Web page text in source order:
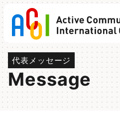
Skip
to
content
事業紹介
リサーチ
体験型異文化交流支援​
インバウンド研修企画運営
社会人大学院生進学支援
学習ゲームコンテンツ開発
企業情報
代表メッセージ
Message